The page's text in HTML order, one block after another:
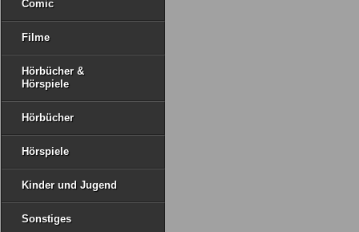
Comic
Filme
Hörbücher &
Hörspiele
Hörbücher
Hörspiele
Kinder und Jugend
Sonstiges